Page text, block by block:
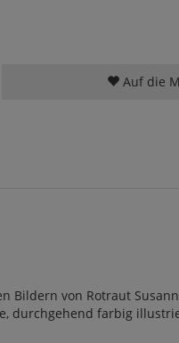
Auf die
Bildern von Rotraut
durchgehend farbig